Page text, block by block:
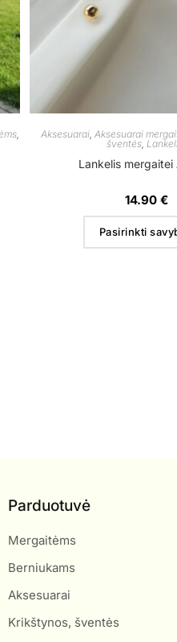
,
Aksesuarai,Aksesuarai
šventės,
Lankelis mergaitei
14.90 €
Pasirinkti
Parduotuvė
Mergaitėms
Berniukams
Aksesuarai
Krikštynos, šventės